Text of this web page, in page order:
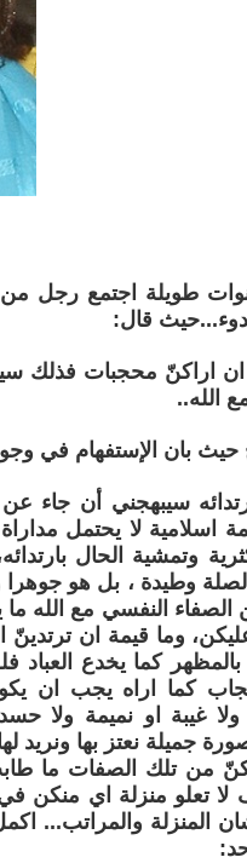
طويلة اجتمع رجل من
قال:
ان اراكنّ محجبات فذلك
الله..
بان الإستفهام في وجوه
سيبهجني أن جاء
اسلامية لا يحتمل
وتمشية الحال
وطيدة ، بل هو
النفسي مع الله ما
وما قيمة ان ترتدينّ
كما يخدع العباد
كما اراه يجب ان
ولا غيبة او نميمة ولا
صورة جميلة نعتز بها ونريد
من تلك الصفات ما
تعلو منزلة اي منكن في
المنزلة والمراتب...